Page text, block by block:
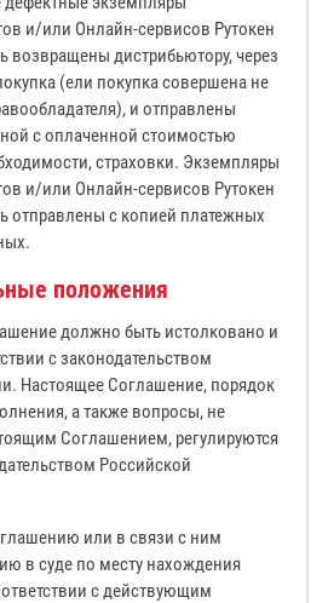
и/или Онлайн-сервисов Рутокен
возвращены дистрибьютору, через
(ели покупка совершена не
и отправлены
с оплаченной стоимостью
страховки. Экземпляры
и/или Онлайн-сервисов Рутокен
отправлены с копией платежных
положения
должно быть истолковано и
с законодательством
Настоящее Соглашение, порядок
а также вопросы, не
Соглашением, регулируются
Российской
или в связи с ним
в суде по месту нахождения
с действующим